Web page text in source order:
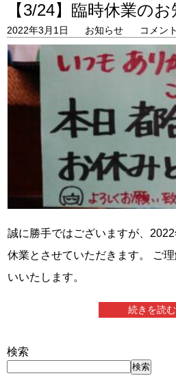
【3/24】臨時休業の
2022年3月1日 お知らせ コメント
誠に勝手ではございますが、
休業とさせていただきます。 ご
いいたします。
続きを読む
検索
検索